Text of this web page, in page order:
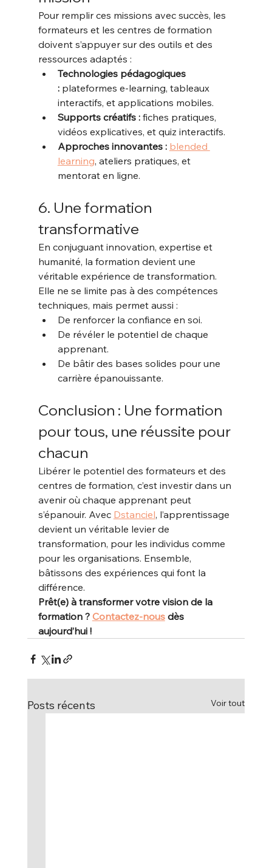
Pour remplir ces missions avec succès, les
formateurs et les centres de formation
doivent s’appuyer sur des outils et des
ressources adaptés :
Technologies pédagogiques
: plateformes e-learning, tableaux
interactifs, et applications mobiles.
Supports créatifs : fiches pratiques,
vidéos explicatives, et quiz interactifs.
Approches innovantes : blended
learning, ateliers pratiques, et
mentorat en ligne.
6. Une formation
transformative
En conjuguant innovation, expertise et
humanité, la formation devient une
véritable expérience de transformation.
Elle ne se limite pas à des compétences
techniques, mais permet aussi :
De renforcer la confiance en soi.
De révéler le potentiel de chaque
apprenant.
De bâtir des bases solides pour une
carrière épanouissante.
Conclusion : Une formation
pour tous, une réussite pour
chacun
Libérer le potentiel des formateurs et des
centres de formation, c’est investir dans un
avenir où chaque apprenant peut
s’épanouir. Avec Dstanciel, l’apprentissage
devient un véritable levier de
transformation, pour les individus comme
pour les organisations. Ensemble,
bâtissons des expériences qui font la
différence.
Prêt(e) à transformer votre vision de la
formation ? Contactez-nous dès
aujourd’hui !
Posts récents Voir tout